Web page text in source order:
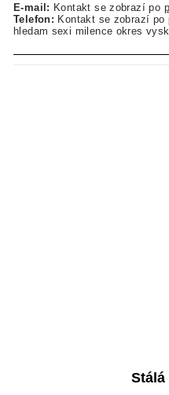
E-mail: Kontakt se zobrazí po
Telefon: Kontakt se zobrazí po
hledam sexi milence okres
Stálá